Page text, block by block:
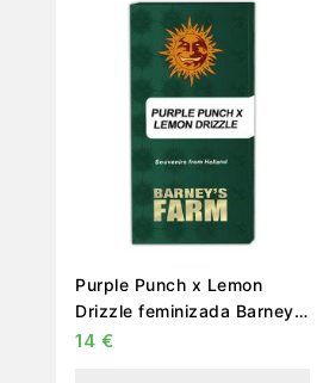
Purple Punch x Lemon
Drizzle feminizada Barney’s
farm
14 €